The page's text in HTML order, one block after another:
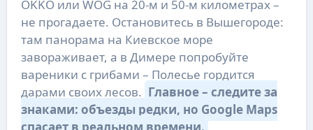
OKKO или WOG на 20-м и 50-м километрах –
не прогадаете. Остановитесь в Вышегороде:
там панорама на Киевское море
завораживает, а в Димере попробуйте
вареники с грибами – Полесье гордится
дарами своих лесов. Главное – следите за
знаками: объезды редки, но Google Maps